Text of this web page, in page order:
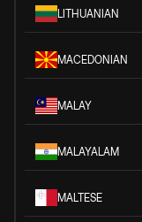
LITHUANIAN
MACEDONIAN
MALAY
MALAYALAM
MALTESE